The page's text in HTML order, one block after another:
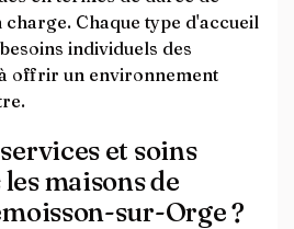
Chaque type d'accueil
individuels des
offrir un environnement
et soins
maisons de
sur-Orge ?